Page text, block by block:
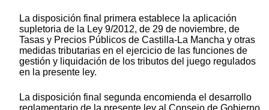
La disposición final primera establece la aplicación
supletoria de la Ley 9/2012, de 29 de noviembre, de
Tasas y Precios Públicos de Castilla-La Mancha y otras
medidas tributarias en el ejercicio de las funciones de
gestión y liquidación de los tributos del juego regulados
en la presente ley.
La disposición final segunda encomienda el desarrollo
reglamentario de la presente ley al Consejo de Gobierno